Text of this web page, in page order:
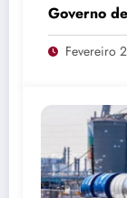
Governo
Fevereiro